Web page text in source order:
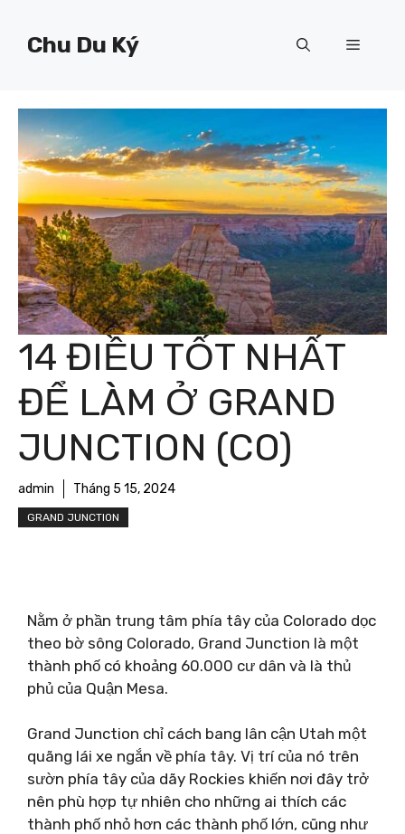
Chu Du Ký Menu
14 ĐIỀU TỐT NHẤT
ĐỂ LÀM Ở GRAND
JUNCTION (CO)
admin Tháng 5 15, 2024
GRAND JUNCTION
Nằm ở phần trung tâm phía tây của Colorado dọc
theo bờ sông Colorado, Grand Junction là một
thành phố có khoảng 60.000 cư dân và là thủ
phủ của Quận Mesa.
Grand Junction chỉ cách bang lân cận Utah một
quãng lái xe ngắn về phía tây. Vị trí của nó trên
sườn phía tây của dãy Rockies khiến nơi đây trở
nên phù hợp tự nhiên cho những ai thích các
thành phố nhỏ hơn các thành phố lớn, cũng như